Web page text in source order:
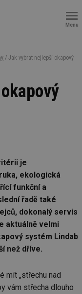
Menu
/ Jak vybrat nejlepší okapový
je
ekologická
funkční a
řadě také
dokonalý servis
aktuálně velmi
systém Lindab
než dříve.
mít „střechu nad
vám střecha dlouho